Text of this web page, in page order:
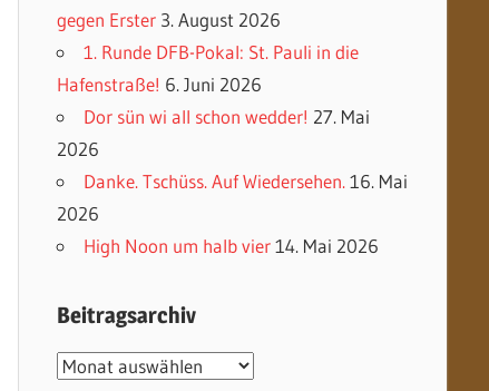
gegen Erster 3. August 2026
1. Runde DFB-Pokal: St. Pauli in die
Hafenstraße! 6. Juni 2026
Dor sün wi all schon wedder! 27. Mai
2026
Danke. Tschüss. Auf Wiedersehen. 16. Mai
2026
High Noon um halb vier 14. Mai 2026
Beitragsarchiv
Beitragsarchiv